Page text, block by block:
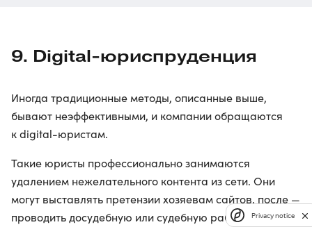
9. Digital-юриспруденция
Иногда традиционные методы, описанные выше,
бывают неэффективными, и компании обращаются
к digital-юристам.
Такие юристы профессионально занимаются
удалением нежелательного контента из сети. Они
могут выставлять претензии хозяевам сайтов, после —
проводить досудебную или судебную работу с ними,
Privacy notice